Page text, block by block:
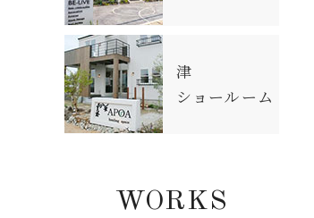
津
ショールーム
WORKS